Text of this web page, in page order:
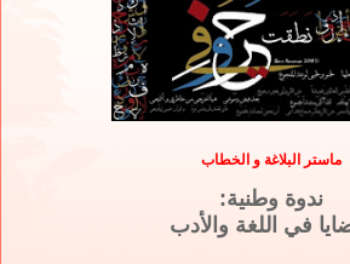
ماستر البلاغة و الخطاب
ندوة وطنية:
في اللغة والأدب